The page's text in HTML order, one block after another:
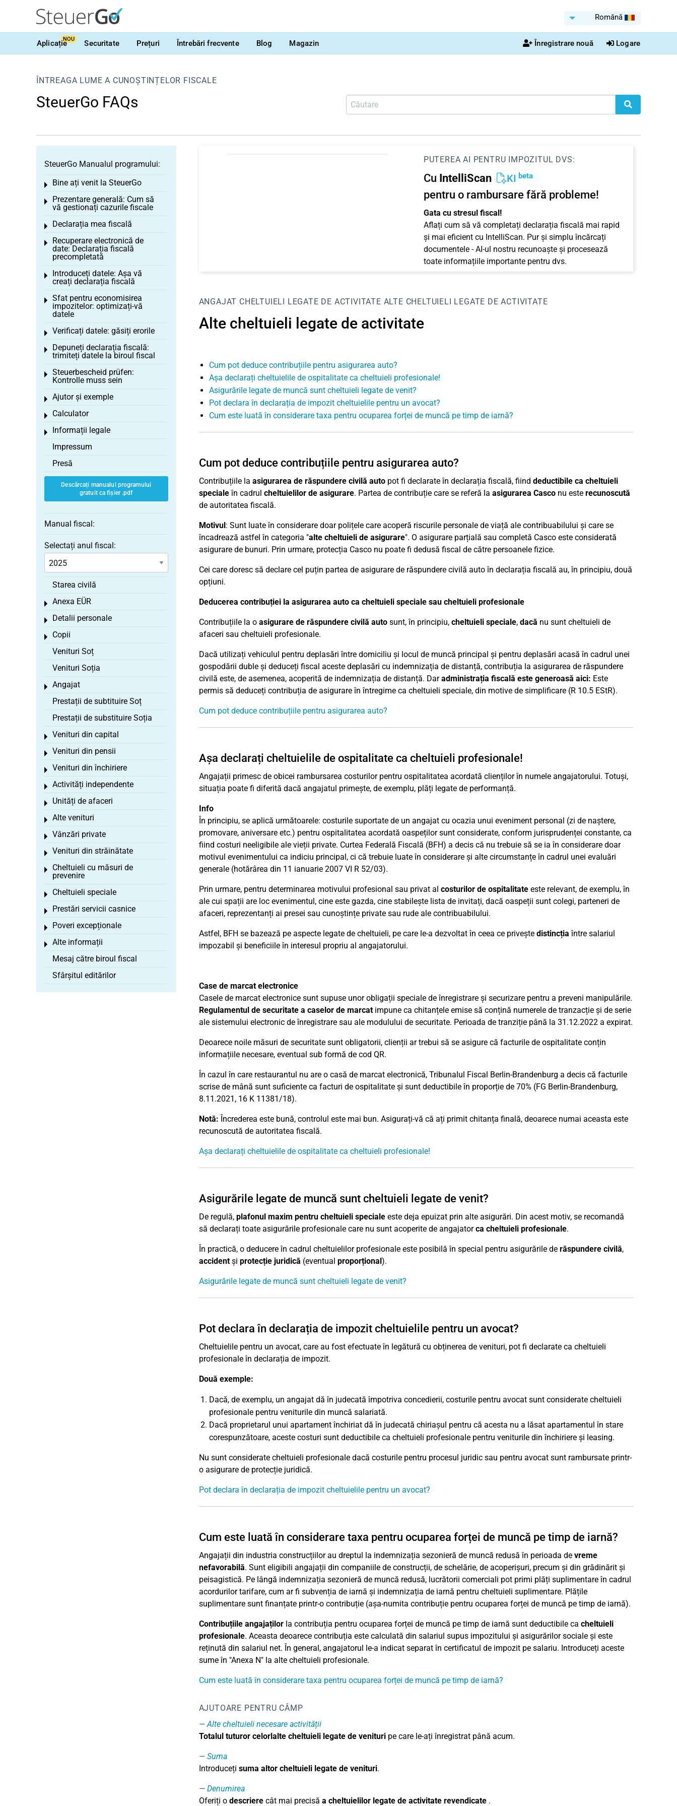
Română
AplicațieNOU Securitate Prețuri Întrebări frecvente Blog Magazin Înregistrare nouă Logare
ÎNTREAGA LUME A CUNOȘTINȚELOR FISCALE
SteuerGo FAQs
PUTEREA AI PENTRU IMPOZITUL DVS:
Cu IntelliScan KI beta
pentru o rambursare fără probleme!
Gata cu stresul fiscal!
Aflați cum să vă completați declarația fiscală mai rapid
și mai eficient cu IntelliScan. Pur și simplu încărcați
documentele - AI-ul nostru recunoaște și procesează
toate informațiile importante pentru dvs.
ANGAJAT CHELTUIELI LEGATE DE ACTIVITATE ALTE CHELTUIELI LEGATE DE ACTIVITATE
Alte cheltuieli legate de activitate
Cum pot deduce contribuțiile pentru asigurarea auto?
Așa declarați cheltuielile de ospitalitate ca cheltuieli profesionale!
Asigurările legate de muncă sunt cheltuieli legate de venit?
Pot declara în declarația de impozit cheltuielile pentru un avocat?
Cum este luată în considerare taxa pentru ocuparea forței de muncă pe timp de iarnă?
Cum pot deduce contribuțiile pentru asigurarea auto?
Contribuțiile la asigurarea de răspundere civilă autopot fi declarate în declarația fiscală, fiind deductibile ca cheltuieli
specialeîn cadrul cheltuielilor de asigurare. Partea de contribuție care se referă la asigurarea Casconu este recunoscută
de autoritatea fiscală.
Motivul: Sunt luate în considerare doar polițele care acoperă riscurile personale de viață ale contribuabilului și care se
încadrează astfel în categoria "alte cheltuieli de asigurare". O asigurare parțială sau completă Casco este considerată
asigurare de bunuri. Prin urmare, protecția Casco nu poate fi dedusă fiscal de către persoanele fizice.
Cei care doresc să declare cel puțin partea de asigurare de răspundere civilă auto în declarația fiscală au, în principiu, două
opțiuni.
Deducerea contribuției la asigurarea auto ca cheltuieli speciale sau cheltuieli profesionale
Contribuțiile la o asigurare de răspundere civilă autosunt, în principiu, cheltuieli speciale, dacă nu sunt cheltuieli de
afaceri sau cheltuieli profesionale.
Dacă utilizați vehiculul pentru deplasări între domiciliu și locul de muncă principal și pentru deplasări acasă în cadrul unei
gospodării duble și deduceți fiscal aceste deplasări cu indemnizația de distanță, contribuția la asigurarea de răspundere
civilă este, de asemenea, acoperită de indemnizația de distanță. Daradministrația fiscală este generoasă aici: Este
permis să deduceți contribuția de asigurare în întregime ca cheltuieli speciale, din motive de simplificare (R 10.5 EStR).
Cum pot deduce contribuțiile pentru asigurarea auto?
Așa declarați cheltuielile de ospitalitate ca cheltuieli profesionale!
Angajații primesc de obicei rambursarea costurilor pentru ospitalitatea acordată clienților în numele angajatorului. Totuși,
situația poate fi diferită dacă angajatul primește, de exemplu, plăți legate de performanță.
Info
În principiu, se aplică următoarele: costurile suportate de un angajat cu ocazia unui eveniment personal (zi de naștere,
promovare, aniversare etc.) pentru ospitalitatea acordată oaspeților sunt considerate, conform jurisprudenței constante, ca
fiind costuri neeligibile ale vieții private. Curtea Federală Fiscală (BFH) a decis că nu trebuie să se ia în considerare doar
motivul evenimentului ca indiciu principal, ci că trebuie luate în considerare și alte circumstanțe în cadrul unei evaluări
generale (hotărârea din 11 ianuarie 2007 VI R 52/03).
Prin urmare, pentru determinarea motivului profesional sau privat al costurilor de ospitalitateeste relevant, de exemplu, în
ale cui spații are loc evenimentul, cine este gazda, cine stabilește lista de invitați, dacă oaspeții sunt colegi, parteneri de
afaceri, reprezentanți ai presei sau cunoștințe private sau rude ale contribuabilului.
Astfel, BFH se bazează pe aspecte legate de cheltuieli, pe care le-a dezvoltat în ceea ce privește distincția între salariul
impozabil și beneficiile în interesul propriu al angajatorului.
Case de marcat electronice
Casele de marcat electronice sunt supuse unor obligații speciale de înregistrare și securizare pentru a preveni manipulările.
Regulamentul de securitate a caselor de marcatimpune ca chitanțele emise să conțină numerele de tranzacție și de serie
ale sistemului electronic de înregistrare sau ale modulului de securitate. Perioada de tranziție până la 31.12.2022 a expirat.
Deoarece noile măsuri de securitate sunt obligatorii, clienții ar trebui să se asigure că facturile de ospitalitate conțin
informațiile necesare, eventual sub formă de cod QR.
În cazul în care restaurantul nu are o casă de marcat electronică, Tribunalul Fiscal Berlin-Brandenburg a decis că facturile
scrise de mână sunt suficiente ca facturi de ospitalitate și sunt deductibile în proporție de 70% (FG Berlin-Brandenburg,
8.11.2021, 16 K 11381/18).
Notă: Încrederea este bună, controlul este mai bun. Asigurați-vă că ați primit chitanța finală, deoarece numai aceasta este
recunoscută de autoritatea fiscală.
Așa declarați cheltuielile de ospitalitate ca cheltuieli profesionale!
Asigurările legate de muncă sunt cheltuieli legate de venit?
De regulă, plafonul maxim pentru cheltuieli specialeeste deja epuizat prin alte asigurări. Din acest motiv, se recomandă
să declarați toate asigurările profesionale care nu sunt acoperite de angajatorca cheltuieli profesionale.
În practică, o deducere în cadrul cheltuielilor profesionale este posibilă în special pentru asigurările de răspundere civilă,
accidentși protecție juridică (eventual proporțional).
Asigurările legate de muncă sunt cheltuieli legate de venit?
Pot declara în declarația de impozit cheltuielile pentru un avocat?
Cheltuielile pentru un avocat, care au fost efectuate în legătură cu obținerea de venituri, pot fi declarate ca cheltuieli
profesionale în declarația de impozit.
Două exemple:
Dacă, de exemplu, un angajat dă în judecată împotriva concedierii, costurile pentru avocat sunt considerate cheltuieli
profesionale pentru veniturile din muncă salariată.
Dacă proprietarul unui apartament închiriat dă în judecată chiriașul pentru că acesta nu a lăsat apartamentul în stare
corespunzătoare, aceste costuri sunt deductibile ca cheltuieli profesionale pentru veniturile din închiriere și leasing.
Nu sunt considerate cheltuieli profesionale dacă costurile pentru procesul juridic sau pentru avocat sunt rambursate printr-
o asigurare de protecție juridică.
Pot declara în declarația de impozit cheltuielile pentru un avocat?
Cum este luată în considerare taxa pentru ocuparea forței de muncă pe timp de iarnă?
Angajații din industria construcțiilor au dreptul la indemnizația sezonieră de muncă redusă în perioada de vreme
nefavorabilă. Sunt eligibili angajații din companiile de construcții, de schelărie, de acoperișuri, precum și din grădinărit și
peisagistică. Pe lângă indemnizația sezonieră de muncă redusă, lucrătorii comerciali pot primi plăți suplimentare în cadrul
acordurilor tarifare, cum ar fi subvenția de iarnă și indemnizația de iarnă pentru cheltuieli suplimentare. Plățile
suplimentare sunt finanțate printr-o contribuție (așa-numita contribuție pentru ocuparea forței de muncă pe timp de iarnă).
Contribuțiile angajațilorla contribuția pentru ocuparea forței de muncă pe timp de iarnă sunt deductibile ca cheltuieli
profesionale. Aceasta deoarece contribuția este calculată din salariul supus impozitului și asigurărilor sociale și este
reținută din salariul net. În general, angajatorul le-a indicat separat în certificatul de impozit pe salariu. Introduceți aceste
sume în "Anexa N" la alte cheltuieli profesionale.
Cum este luată în considerare taxa pentru ocuparea forței de muncă pe timp de iarnă?
AJUTOARE PENTRU CÂMP
Alte cheltuieli necesare activității
Totalul tuturor celorlalte cheltuieli legate de venituri pe care le-ați înregistrat până acum.
Suma
Introduceți suma altor cheltuieli legate de venituri.
Denumirea
Oferiți o descrierecât mai precisă a cheltuielilor legate de activitate revendicate.
SteuerGo Manualul programului:
Bine ați venit la SteuerGo
Toggle menu
Prezentare generală: Cum să
vă gestionați cazurile fiscale
Toggle menu
Declarația mea fiscală
Toggle menu
Recuperare electronică de
date: Declarația fiscală
precompletată
Toggle menu
Introduceți datele: Așa vă
creați declarația fiscală
Toggle menu
Sfat pentru economisirea
impozitelor: optimizați-vă
datele
Toggle menu
Verificați datele: găsiți erorile
Toggle menu
Depuneți declarația fiscală:
trimiteți datele la biroul fiscal
Toggle menu
Steuerbescheid prüfen:
Kontrolle muss sein
Toggle menu
Ajutor și exemple
Toggle menu
Calculator
Toggle menu
Informații legale
Toggle menu
Impressum
Presă
Descărcați manualul programului
gratuit ca fișier .pdf
Manual fiscal:
Selectați anul fiscal:
Starea civilă
Anexa EÜR
Toggle menu
Detalii personale
Toggle menu
Copii
Toggle menu
Venituri Soț
Venituri Soția
Angajat
Toggle menu
Prestații de subtituire Soț
Prestații de substituire Soția
Venituri din capital
Toggle menu
Venituri din pensii
Toggle menu
Venituri din închiriere
Toggle menu
Activități independente
Toggle menu
Unități de afaceri
Toggle menu
Alte venituri
Toggle menu
Vânzări private
Toggle menu
Venituri din străinătate
Toggle menu
Cheltuieli cu măsuri de
prevenire
Toggle menu
Cheltuieli speciale
Toggle menu
Prestări servicii casnice
Toggle menu
Poveri excepționale
Toggle menu
Alte informații
Toggle menu
Mesaj către biroul fiscal
Sfârșitul editărilor